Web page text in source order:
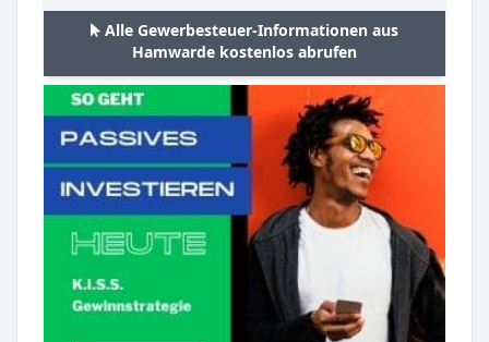
Alle Gewerbesteuer-Informationen aus
Hamwarde kostenlos abrufen